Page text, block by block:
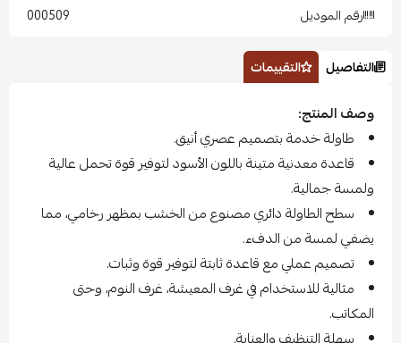
رقم الموديل 000509
التفاصيل التقييمات
وصف المنتج:
طاولة خدمة بتصميم عصري أنيق.
قاعدة معدنية متينة باللون الأسود لتوفير قوة تحمل عالية
ولمسة جمالية.
سطح الطاولة دائري مصنوع من الخشب بمظهر رخامي، مما
يضفي لمسة من الدفء.
تصميم عملي مع قاعدة ثابتة لتوفير قوة وثبات.
مثالية للاستخدام في غرف المعيشة، غرف النوم، وحتى
المكاتب.